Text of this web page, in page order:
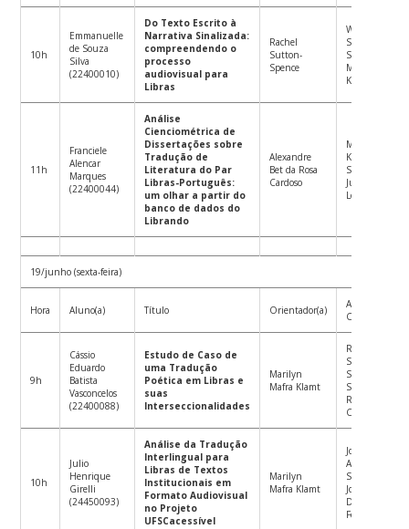
10h
Emmanuelle
de Souza
Silva
(22400010)
Do Texto Escrito à
Narrativa Sinalizada:
compreendendo o
processo
audiovisual para
Libras
Rachel
Sutton-
Spence
Wharlley dos
Santos
Suplente:
Marilyn Mafra
Klamt
11h
Franciele
Alencar
Marques
(22400044)
Análise
Cienciométrica de
Dissertações sobre
Tradução de
Literatura do Par
Libras-Português:
um olhar a partir do
banco de dados do
Librando
Alexandre
Bet da Rosa
Cardoso
Marilyn Mafra
Klampt
Suplente:
Juliana Tasca
Lohn
19/junho (sexta-feira)
Hora Aluno(a) Título Orientador(a)
Avaliador(a)
Convidado(a)
9h
Cássio
Eduardo
Batista
Vasconcelos
(22400088)
Estudo de Caso de
uma Tradução
Poética em Libras e
suas
Interseccionalidades
Marilyn
Mafra Klamt
Rachel
Sutton-
Spence
Suplente:
Rodrigo
Custódio
10h
Julio
Henrique
Girelli
(24450093)
Análise da Tradução
Interlingual para
Libras de Textos
Institucionais em
Formato Audiovisual
no Projeto
UFSCacessível
Marilyn
Mafra Klamt
João Paulo
Ampessan
Suplente:
João Gabriel
Duarte
Ferreira